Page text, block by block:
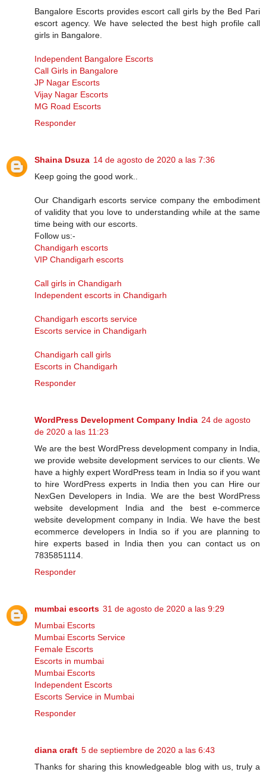
Bangalore Escorts provides escort call girls by the Bed Pari
escort agency. We have selected the best high profile call
girls in Bangalore.
Independent Bangalore Escorts
Call Girls in Bangalore
JP Nagar Escorts
Vijay Nagar Escorts
MG Road Escorts
Responder
Shaina Dsuza 14 de agosto de 2020 a las 7:36
Keep going the good work..
Our Chandigarh escorts service company the embodiment
of validity that you love to understanding while at the same
time being with our escorts.
Follow us:-
Chandigarh escorts
VIP Chandigarh escorts
Call girls in Chandigarh
Independent escorts in Chandigarh
Chandigarh escorts service
Escorts service in Chandigarh
Chandigarh call girls
Escorts in Chandigarh
Responder
WordPress Development Company India 24 de agosto
de 2020 a las 11:23
We are the best WordPress development company in India,
we provide website development services to our clients. We
have a highly expert WordPress team in India so if you want
to hire WordPress experts in India then you can Hire our
NexGen Developers in India. We are the best WordPress
website development India and the best e-commerce
website development company in India. We have the best
ecommerce developers in India so if you are planning to
hire experts based in India then you can contact us on
7835851114.
Responder
mumbai escorts 31 de agosto de 2020 a las 9:29
Mumbai Escorts
Mumbai Escorts Service
Female Escorts
Escorts in mumbai
Mumbai Escorts
Independent Escorts
Escorts Service in Mumbai
Responder
diana craft 5 de septiembre de 2020 a las 6:43
Thanks for sharing this knowledgeable blog with us, truly a